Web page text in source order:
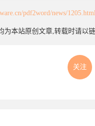
pdf2word/news/
为本站原创文章,转载时请以
关注